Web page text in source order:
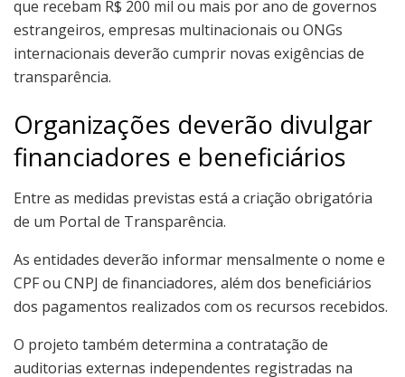
que recebam R$ 200 mil ou mais por ano de governos
estrangeiros, empresas multinacionais ou ONGs
internacionais deverão cumprir novas exigências de
transparência.
Organizações deverão divulgar
financiadores e beneficiários
Entre as medidas previstas está a criação obrigatória
de um Portal de Transparência.
As entidades deverão informar mensalmente o nome e
CPF ou CNPJ de financiadores, além dos beneficiários
dos pagamentos realizados com os recursos recebidos.
O projeto também determina a contratação de
auditorias externas independentes registradas na